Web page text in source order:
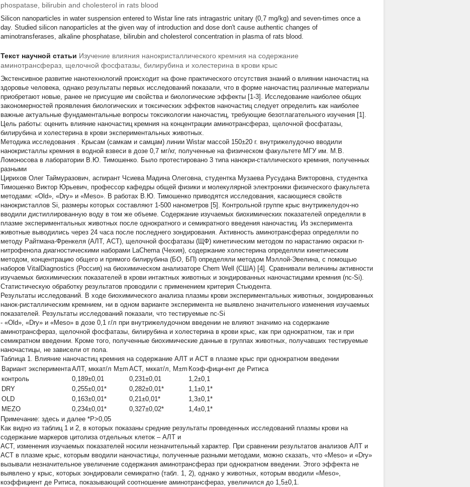
phospatase, bilirubin and cholesterol in rats blood
Silicon nanoparticles in water suspension entered to Wistar line rats intragastric unitary (0,7 mg/kg) and seven-times once a
day. Studied silicon nanoparticles at the given way of introduction and dose don't cause authentic changes of
aminotransferases, alkaline phosphatase, bilirubin and cholesterol concentration in plasma of rats blood.
Текст научной статьи Изучение влияния нанокристаллического кремния на содержание
аминотрансфераз, щелочной фосфатазы, билирубина и холестерина в крови крыс
Экстенсивное развитие нанотехнологий происходит на фоне практического отсутствия знаний о влиянии наночастиц на
здоровье человека, однако результаты первых исследований показали, что в форме наночастиц различные материалы
приобретают новые, ранее не присущие им свойства и биологические эффекты [1-3]. Исследование наиболее общих
закономерностей проявления биологических и токсических эффектов наночастиц следует определить как наиболее
важные актуальные фундаментальные вопросы токсикологии наночастиц, требующие безотлагательного изучения [1].
Цель работы: оценить влияние наночастиц кремния на концентрации аминотрансфераз, щелочной фосфатазы,
билирубина и холестерина в крови экспериментальных животных.
Методика исследования . Крысам (самкам и самцам) линии Wistar массой 150±20 г. внутрижелудочно вводили
нанокристаллы кремния в водной взвеси в дозе 0,7 мг/кг, полученные на физическом факультете МГУ им. М.В.
Ломоносова в лаборатории В.Ю. Тимошенко. Было протестировано 3 типа нанокри-сталлического кремния, полученных
разными
Цирихов Олег Таймуразович, аспирант Чсиева Мадина Олеговна, студентка Музаева Русудана Викторовна, студентка
Тимошенко Виктор Юрьевич, профессор кафедры общей физики и молекулярной электроники физического факультета
методами: «Old», «Dry» и «Meso». В работах В.Ю. Тимошенко приводятся исследования, касающиеся свойств
нанокристаллов Si, размеры которых составляют 1-500 нанометров [5]. Контрольной группе крыс внутрижелудоч-но
вводили дистиллированную воду в том же объеме. Содержание изучаемых биохимических показателей определяли в
плазме экспериментальных животных после однократного и семикратного введения наночастиц. Из эксперимента
животные выводились через 24 часа после последнего зондирования. Активность аминотрансфераз определяли по
методу Райтмана-Френкеля (АЛТ, АСТ), щелочной фосфатазы (ЩФ) кинетическим методом по нарастанию окраски п-
нитрофенола диагностическими наборами LaChema (Чехия), содержание холестерина определяли кинетическим
методом, концентрацию общего и прямого билирубина (БО, БП) определяли методом Мэллой-Эвелина, с помощью
наборов VitalDiagnostics (Россия) на биохимическом анализаторе Chem Well (США) [4]. Сравнивали величины активности
изучаемых биохимических показателей в крови интактных животных и зондированных наночастицами кремния (nc-Si).
Статистическую обработку результатов проводили с применением критерия Стьюдента.
Результаты исследований. В ходе биохимического анализа плазмы крови экспериментальных животных, зондированных
нанок-ристаллическим кремнием, ни в одном варианте эксперимента не выявлено значительного изменения изучаемых
показателей. Результаты исследований показали, что тестируемые nc-Si
- «Old», «Dry» и «Meso» в дозе 0,1 г/л при внутрижелудочном введении не влияют значимо на содержание
аминотрансфераз, щелочной фосфатазы, билирубина и холестерина в крови крыс, как при однократном, так и при
семикратном введении. Кроме того, полученные биохимические данные в группах животных, получавших тестируемые
наночастицы, не зависели от пола.
Таблица 1. Влияние наночастиц кремния на содержание АЛТ и АСТ в плазме крыс при однократном введении
Вариант экспериментаАЛТ, мккат/л M±m АСТ, мккат/л, M±m Коэф-фици-ент де Ритиса
контроль
0,189±0,01 0,231±0,01
1,2±0,1
DRY
0,255±0,01* 0,282±0,01*
1,1±0,1*
OLD
0,163±0,01* 0,21±0,01*
1,3±0,1*
MEZO
0,234±0,01* 0,327±0,02*
1,4±0,1*
Примечание: здесь и далее *Р>0,05
Как видно из таблиц 1 и 2, в которых показаны средние результаты проведенных исследований плазмы крови на
содержание маркеров цитолиза отдельных клеток – АЛТ и
АСТ, изменения изучаемых показателей носили незначительный характер. При сравнении результатов анализов АЛТ и
АСТ в плазме крыс, которым вводили наночастицы, полученные разными методами, можно сказать, что «Meso» и «Dry»
вызывали незначительное увеличение содержания аминотрансфераз при однократном введении. Этого эффекта не
выявлено у крыс, которых зондировали семикратно (табл. 1, 2), однако у животных, которым вводили «Meso»,
коэффициент де Ритиса, показывающий соотношение аминотрансфераз, увеличился до 1,5±0,1.